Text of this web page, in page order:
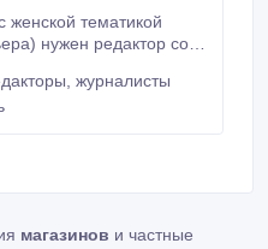
тематикой
будет входить : -
ядра - поиск
журналисты
магазинов и частные